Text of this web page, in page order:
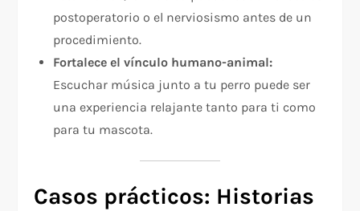
postoperatorio o el nerviosismo antes de un
procedimiento.
Fortalece el vínculo humano-animal:
Escuchar música junto a tu perro puede ser
una experiencia relajante tanto para ti como
para tu mascota.
Casos prácticos: Historias